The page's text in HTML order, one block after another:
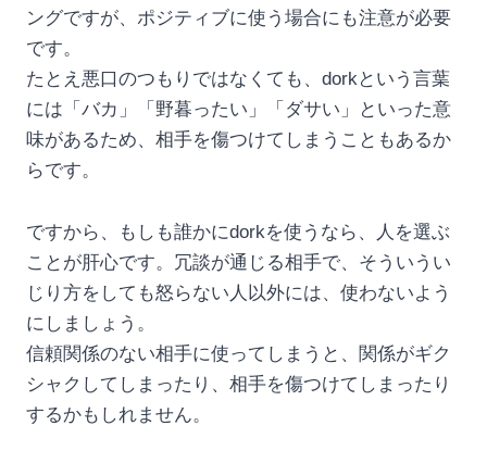
ングですが、ポジティブに使う場合にも注意が必要
です。
たとえ悪口のつもりではなくても、dorkという言葉
には「バカ」「野暮ったい」「ダサい」といった意
味があるため、相手を傷つけてしまうこともあるか
らです。
ですから、もしも誰かにdorkを使うなら、人を選ぶ
ことが肝心です。冗談が通じる相手で、そういうい
じり方をしても怒らない人以外には、使わないよう
にしましょう。
信頼関係のない相手に使ってしまうと、関係がギク
シャクしてしまったり、相手を傷つけてしまったり
するかもしれません。